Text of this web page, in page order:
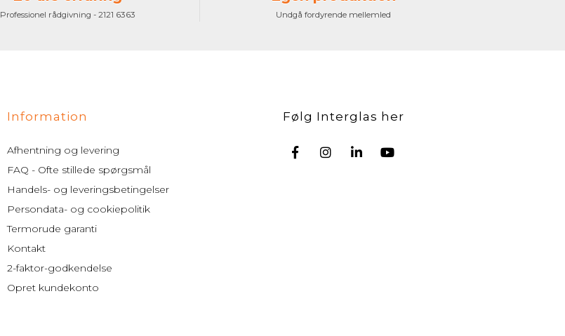
Professionel rådgivning - 2121 6363 Undgå fordyrende mellemled
Information
Afhentning og levering
FAQ - Ofte stillede spørgsmål
Handels- og leveringsbetingelser
Persondata- og cookiepolitik
Termorude garanti
Kontakt
2-faktor-godkendelse
Opret kundekonto
Følg Interglas her